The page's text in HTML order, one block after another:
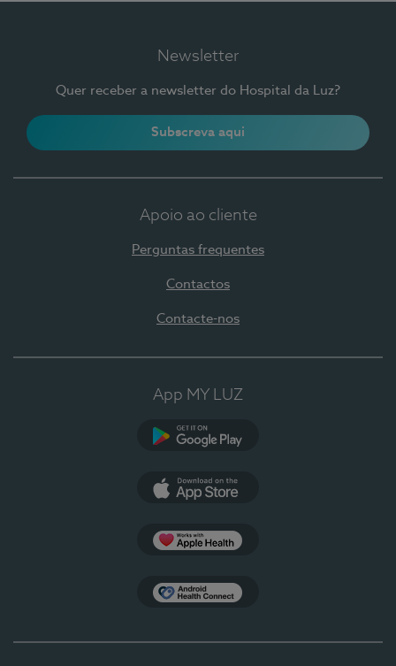
Newsletter
Quer receber a newsletter do Hospital da Luz?
Subscreva aqui
Apoio ao cliente
Perguntas frequentes
Contactos
Contacte-nos
App MY LUZ